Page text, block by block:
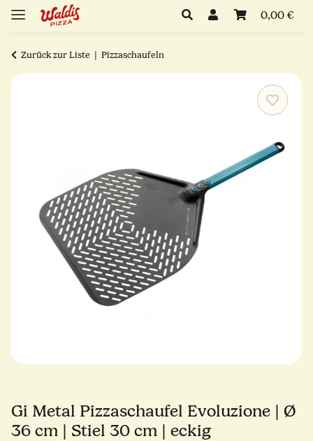
0,00 €
Zurück zur Liste Pizzaschaufeln
Gi Metal Pizzaschaufel Evoluzione | Ø
36 cm | Stiel 30 cm | eckig